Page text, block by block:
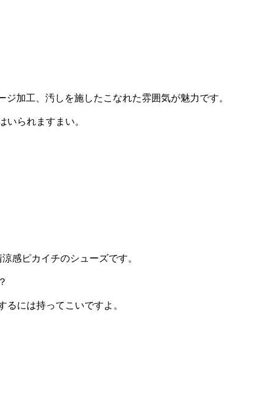
加工、汚しを施したこなれた雰囲気が魅力です。
られますまい。
感ピカイチのシューズです。
には持ってこいですよ。